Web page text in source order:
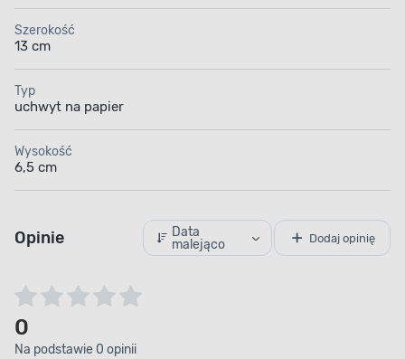
Szerokość
13 cm
Typ
uchwyt na papier
Wysokość
6,5 cm
Opinie
Data
malejąco
Dodaj opinię
0
Na podstawie 0 opinii